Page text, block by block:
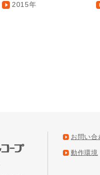
2015年
お問い合
動作環境